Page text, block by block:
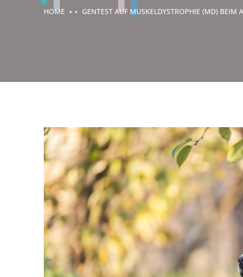
HOME GENTEST AUF MUSKELDYSTROPHIE (MD) BEIM